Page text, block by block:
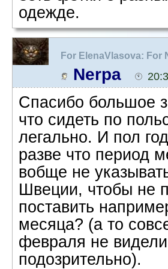
одежде.
For ElenaVlasova: For
воссоединение
Nerpa
Спасибо большое
что сидеть по
легально. И пол
разве что период
вобще не
Швеции, чтобы не
поставить
месяца? (а то
февраля не
подозрительно).